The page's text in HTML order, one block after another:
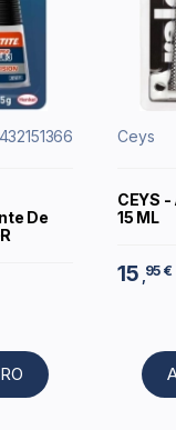
De
Ceys
CEYS -
15 ML
15 ,95 €